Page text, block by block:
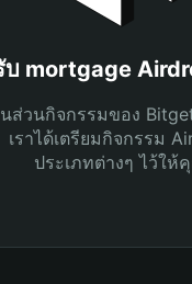
บ mortgage
ส่วนกิจกรรมของ
เราได้เตรียมกิจกรรม
ประเภทต่างๆ ไว้ให้